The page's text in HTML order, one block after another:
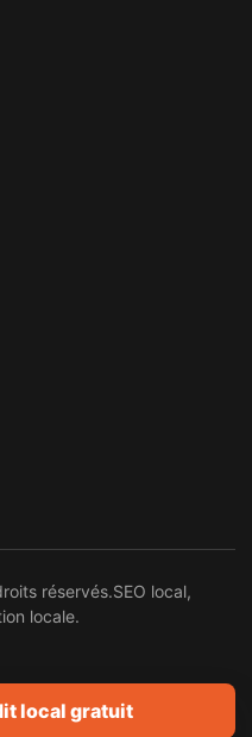
réservés.SEO local,
locale.
local gratuit